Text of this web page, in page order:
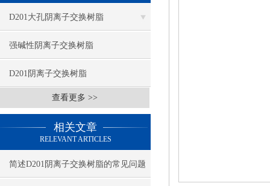
D201大孔阴离子交换树脂
强碱性阴离子交换树脂
D201阴离子交换树脂
查看更多 >>
相关文章
RELEVANT ARTICLES
简述D201阴离子交换树脂的常见问题